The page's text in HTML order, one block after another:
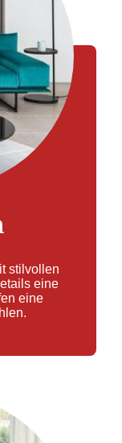
stilvollen
eine
eine